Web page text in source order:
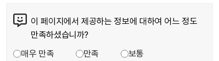
이 페이지에서 제공하는 정보에 대하여 어느 정도
만족하셨습니까?
매우 만족
만족
보통